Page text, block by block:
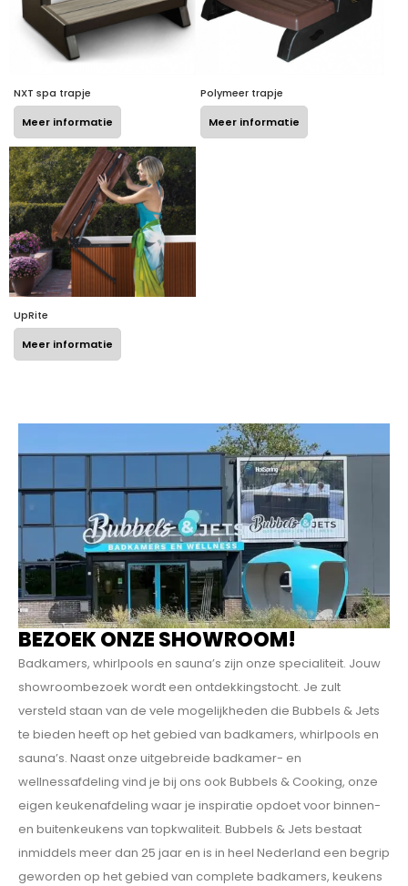
NXT spa trapje
Meer informatie
Polymeer trapje
Meer informatie
UpRite
Meer informatie
BEZOEK ONZE SHOWROOM!
Badkamers, whirlpools en sauna’s zijn onze specialiteit. Jouw
showroombezoek wordt een ontdekkings­tocht. Je zult
versteld staan van de vele mogelijkheden die Bubbels & Jets
te bieden heeft op het gebied van badkamers, whirlpools en
sauna’s. Naast onze uitgebreide badkamer- en
wellnessafdeling vind je bij ons ook Bubbels & Cooking, onze
eigen keukenafdeling waar je inspiratie opdoet voor binnen-
en buitenkeukens van topkwaliteit. Bubbels & Jets bestaat
inmiddels meer dan 25 jaar en is in heel Nederland een begrip
geworden op het gebied van complete badkamers, keukens